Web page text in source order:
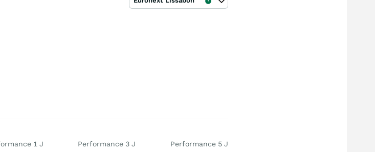
1 J Performance 3 J Performance 5 J